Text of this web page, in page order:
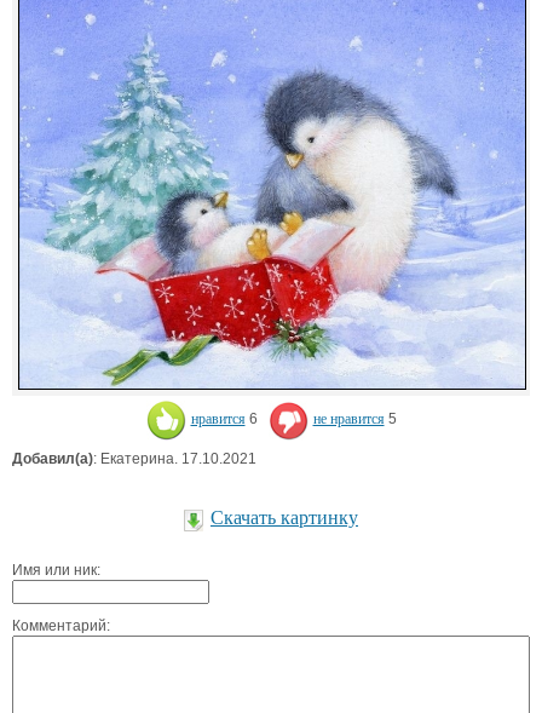
нравится 6 не нравится 5
Добавил(а): Екатерина. 17.10.2021
Скачать картинку
Имя или ник:
Комментарий: